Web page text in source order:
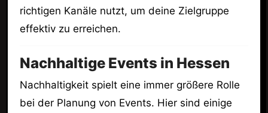
richtigen Kanäle nutzt, um deine Zielgruppe
effektiv zu erreichen.
Nachhaltige Events in Hessen
Nachhaltigkeit spielt eine immer größere Rolle
bei der Planung von Events. Hier sind einige